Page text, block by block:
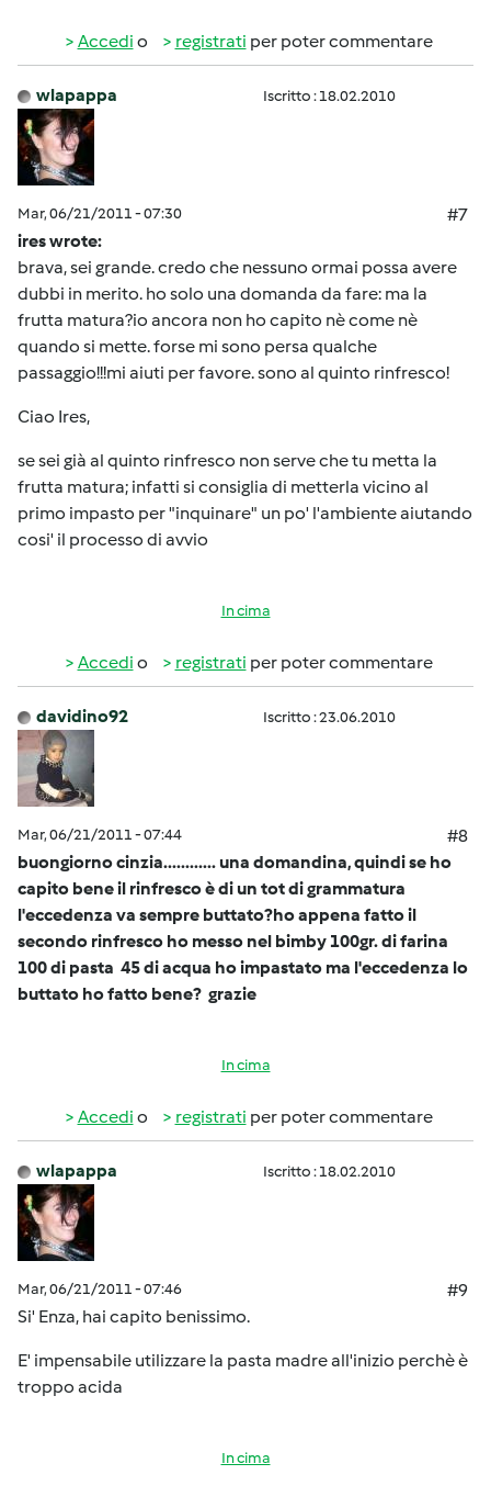
Accedi o registrati per poter commentare
wlapappa Iscritto : 18.02.2010
Mar, 06/21/2011 - 07:30
#7
ires wrote:
brava, sei grande. credo che nessuno ormai possa avere
dubbi in merito. ho solo una domanda da fare: ma la
frutta matura?io ancora non ho capito nè come nè
quando si mette. forse mi sono persa qualche
passaggio!!!mi aiuti per favore. sono al quinto rinfresco!
Ciao Ires,
se sei già al quinto rinfresco non serve che tu metta la
frutta matura; infatti si consiglia di metterla vicino al
primo impasto per "inquinare" un po' l'ambiente aiutando
cosi' il processo di avvio
In cima
Accedi o registrati per poter commentare
davidino92 Iscritto : 23.06.2010
Mar, 06/21/2011 - 07:44
#8
buongiorno cinzia............ una domandina, quindi se ho
capito bene il rinfresco è di un tot di grammatura
l'eccedenza va sempre buttato?ho appena fatto il
secondo rinfresco ho messo nel bimby 100gr. di farina
100 di pasta 45 di acqua ho impastato ma l'eccedenza lo
buttato ho fatto bene? grazie
In cima
Accedi o registrati per poter commentare
wlapappa Iscritto : 18.02.2010
Mar, 06/21/2011 - 07:46
#9
Si' Enza, hai capito benissimo.
E' impensabile utilizzare la pasta madre all'inizio perchè è
troppo acida
In cima